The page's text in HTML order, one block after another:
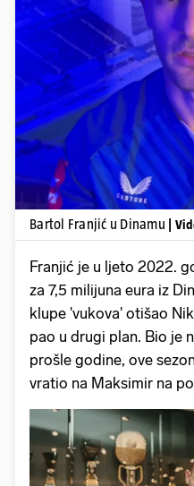
Bartol Franjić u Dinamu |
Franjić je u ljeto 2022.
za 7,5 milijuna eura iz
klupe 'vukova' otišao
pao u drugi plan. Bio je
prošle godine, ove
vratio na Maksimir na